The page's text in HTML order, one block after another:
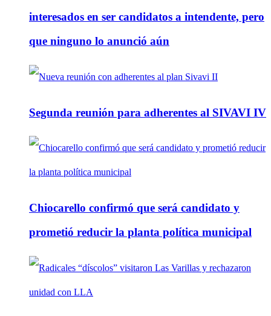
interesados en ser candidatos a intendente, pero
que ninguno lo anunció aún
Segunda reunión para adherentes al SIVAVI IV
Chiocarello confirmó que será candidato y
prometió reducir la planta política municipal